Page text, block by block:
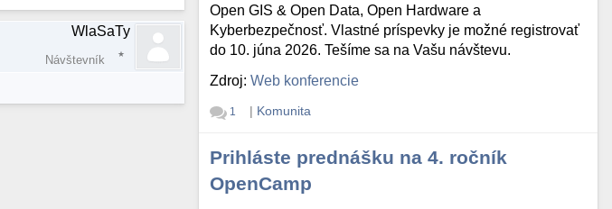
WlaSaTy
Návštevník
Open GIS & Open Data, Open Hardware a
Kyberbezpečnosť. Vlastné príspevky je možné registrovať
do 10. júna 2026. Tešíme sa na Vašu návštevu.
Zdroj:Web konferencie
1 | Komunita
Prihláste prednášku na 4. ročník
OpenCamp